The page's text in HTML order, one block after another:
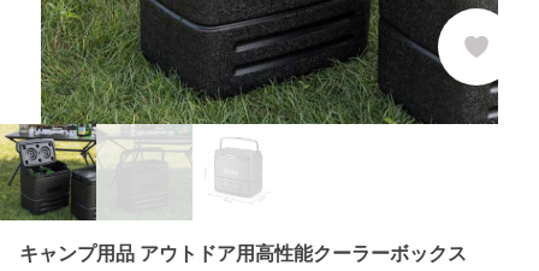
キャンプ用品 アウトドア用高性能クーラーボックス